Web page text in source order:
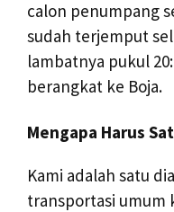
calon penumpang
sudah terjemput
lambatnya pukul
berangkat ke Boja.
Mengapa Harus
Kami adalah satu
transportasi umum